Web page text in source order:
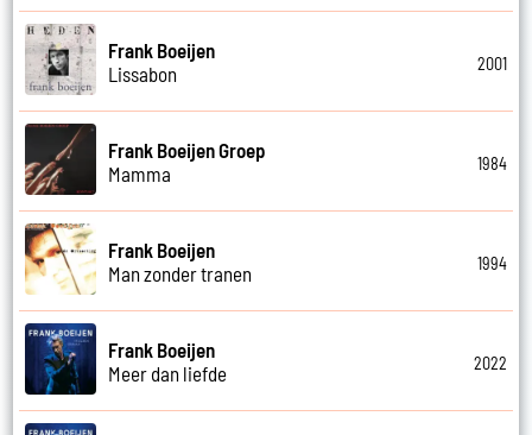
Frank Boeijen
Lissabon
2001
Frank Boeijen Groep
Mamma
1984
Frank Boeijen
Man zonder tranen
1994
Frank Boeijen
Meer dan liefde
2022